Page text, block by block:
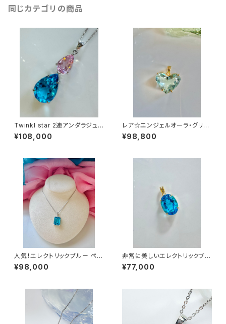
同じカテゴリの商品
Twinkl star 2連アンダラジュ
エリーSV925ロジウムペンダン
トEBPK-svp1
¥108,000
レア☆エンジェルオーラ・グリー
ン・ゴールドSV925KGPペンダ
ントAGGL-svp2(アンダラクリ
¥98,800
人気！エレクトリックブルー ペン
ダントebsv-p3
¥98,000
非常に美しいエレクトリックブル
ーシルバーKGPペンダントebs
v-pt5
¥77,000